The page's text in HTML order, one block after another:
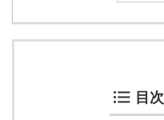
目次